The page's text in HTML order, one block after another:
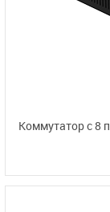
Коммутаторс 8